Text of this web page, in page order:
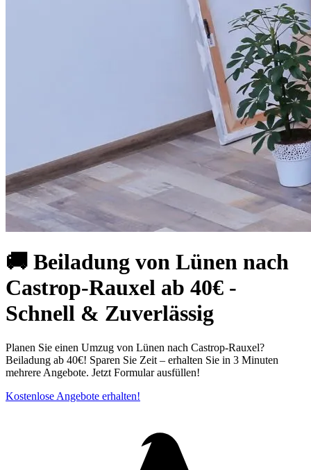
🚚 Beiladung von Lünen nach
Castrop-Rauxel ab 40€ -
Schnell & Zuverlässig
Planen Sie einen Umzug von Lünen nach Castrop-Rauxel?
Beiladung ab 40€! Sparen Sie Zeit – erhalten Sie in 3 Minuten
mehrere Angebote. Jetzt Formular ausfüllen!
Kostenlose Angebote erhalten!